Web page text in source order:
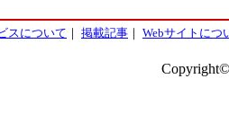
スについて ｜ 掲載記事 ｜ Webサイトにつ